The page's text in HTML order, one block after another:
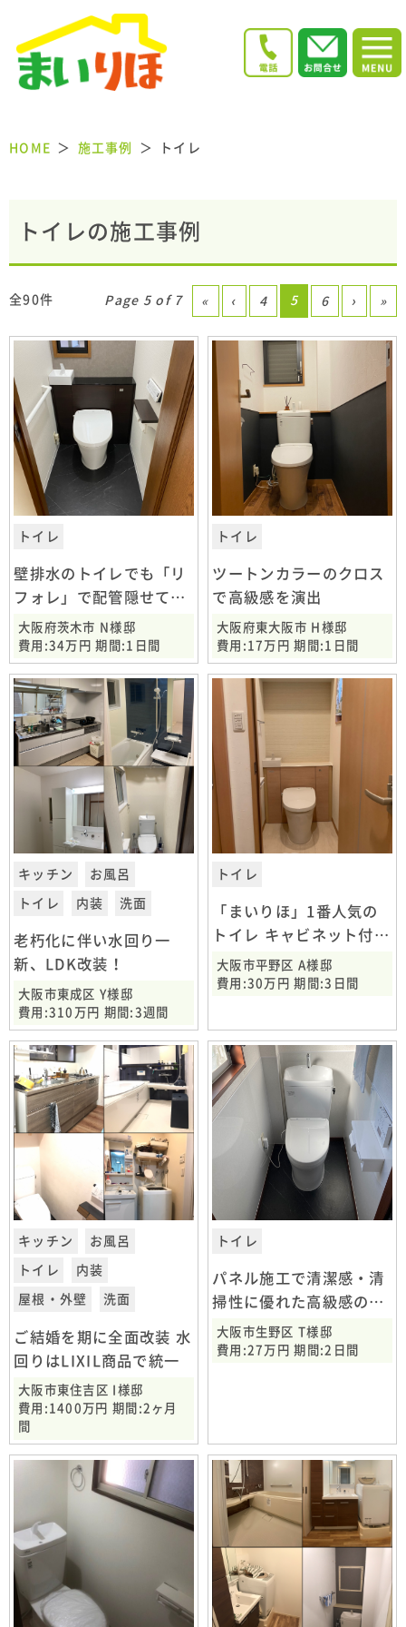
HOME 施工事例 トイレ
トイレの施工事例
全90件 Page 5 of 7 « ‹ 4 5 6 › »
トイレ
壁排水のトイレでも「リ
フォレ」で配管隠せてス
ッキリ
大阪府茨木市 N様邸
費用:34万円 期間:1日間
トイレ
ツートンカラーのクロス
で高級感を演出
大阪府東大阪市 H様邸
費用:17万円 期間:1日間
キッチン お風呂
トイレ 内装 洗面
老朽化に伴い水回り一
新、LDK改装！
大阪市東成区 Y様邸
費用:310万円 期間:3週間
トイレ
「まいりほ」1番人気の
トイレ キャビネット付
LIXILリフォレ
大阪市平野区 A様邸
費用:30万円 期間:3日間
キッチン お風呂
トイレ 内装
屋根・外壁 洗面
ご結婚を期に全面改装 水
回りはLIXIL商品で統一
大阪市東住吉区 I様邸
費用:1400万円 期間:2ヶ月
間
トイレ
パネル施工で清潔感・清
掃性に優れた高級感のあ
るトイレに
大阪市生野区 T様邸
費用:27万円 期間:2日間